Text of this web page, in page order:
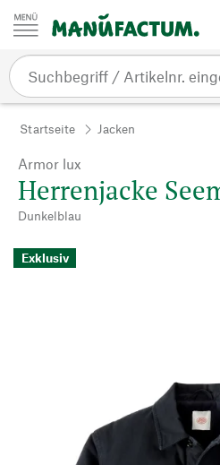
Zum Inhalt springen
Startseite Jacken
Armor lux
Herrenjacke
Dunkelblau
Exklusiv